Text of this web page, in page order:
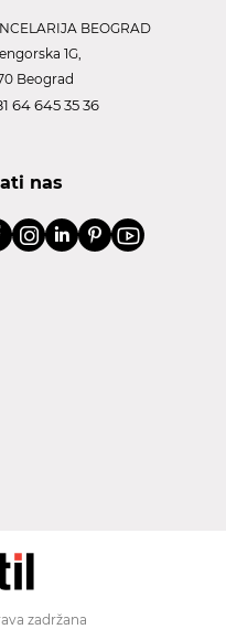
BEOGRAD
1G,
Beograd
64 645 35 36
nas
zadržana